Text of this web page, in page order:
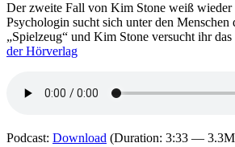
Der zweite Fall von Kim Stone weiß wieder
Psychologin sucht sich unter den Menschen
„Spielzeug“ und Kim Stone versucht ihr
der Hörverlag
Podcast: Download (Duration: 3:33 —